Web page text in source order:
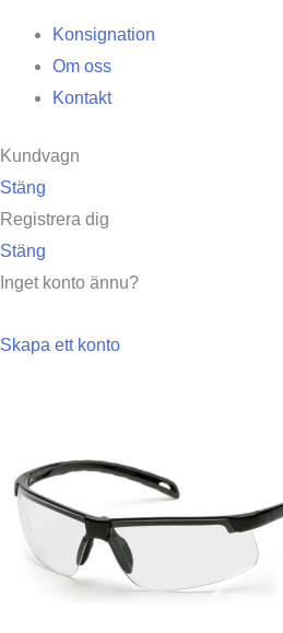
Konsignation
Om oss
Kontakt
Kundvagn
Stäng
Registrera dig
Stäng
Inget konto ännu?
Skapa ett konto